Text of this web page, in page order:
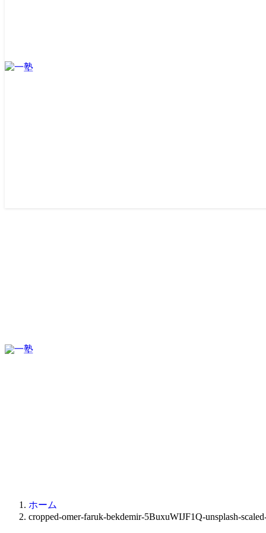
ホーム
cropped-omer-faruk-bekdemir-5BuxuWIJF1Q-unsplash-